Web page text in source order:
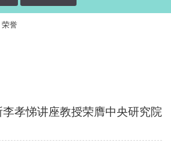
荣誉
孝悌讲座教授荣膺中央研究院